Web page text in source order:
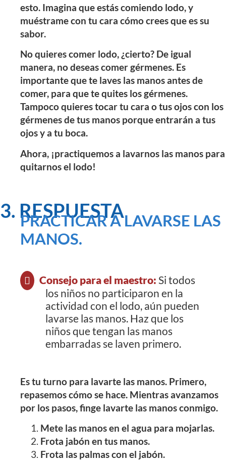
esto. Imagina que estás comiendo lodo, y
muéstrame con tu cara cómo crees que es su
sabor.
No quieres comer lodo, ¿cierto? De igual
manera, no deseas comer gérmenes. Es
importante que te laves las manos antes de
comer, para que te quites los gérmenes.
Tampoco quieres tocar tu cara o tus ojos con los
gérmenes de tus manos porque entrarán a tus
ojos y a tu boca.
Ahora, ¡practiquemos a lavarnos las manos para
quitarnos el lodo!
3. RESPUESTA
PRACTICAR A LAVARSE LAS
MANOS.
Consejo para el maestro: Si todos
los niños no participaron en la
actividad con el lodo, aún pueden
lavarse las manos. Haz que los
niños que tengan las manos
embarradas se laven primero.
Es tu turno para lavarte las manos. Primero,
repasemos cómo se hace. Mientras avanzamos
por los pasos, finge lavarte las manos conmigo.
Mete las manos en el agua para mojarlas.
Frota jabón en tus manos.
Frota las palmas con el jabón.